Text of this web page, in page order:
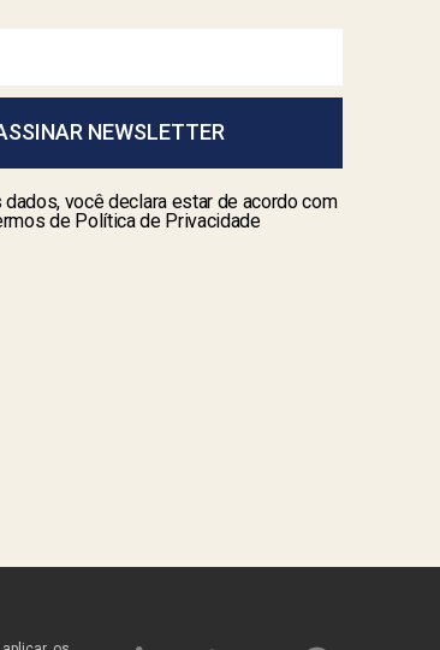
NEWSLETTER
você declara estar de acordo com
de Política de Privacidade